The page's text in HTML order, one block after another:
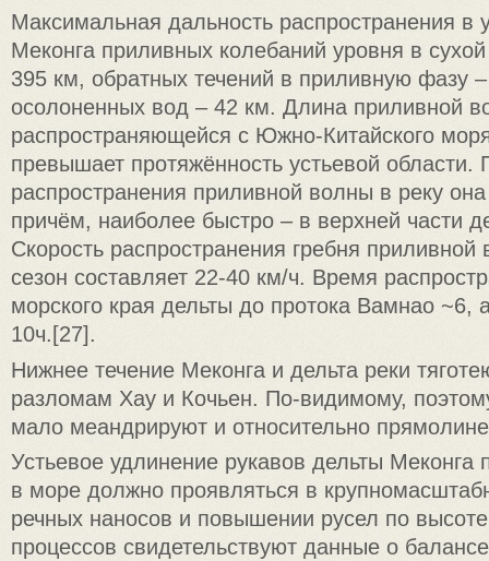
Максимальная дальность распространения в
Меконга приливных колебаний уровня в сухой
395 км, обратных течений в приливную фазу
осолоненных вод – 42 км. Длина приливной
распространяющейся с Южно-Китайского
превышает протяжённость устьевой области.
распространения приливной волны в реку
причём, наиболее быстро – в верхней части
Скорость распространения гребня приливной
сезон составляет 22-40 км/ч. Время
морского края дельты до протока Вамнао ~6,
10ч.[27].
Нижнее течение Меконга и дельта реки
разломам Хау и Кочьен. По-видимому,
мало меандрируют и относительно
Устьевое удлинение рукавов дельты
в море должно проявляться в
речных наносов и повышении русел по
процессов свидетельствуют данные о